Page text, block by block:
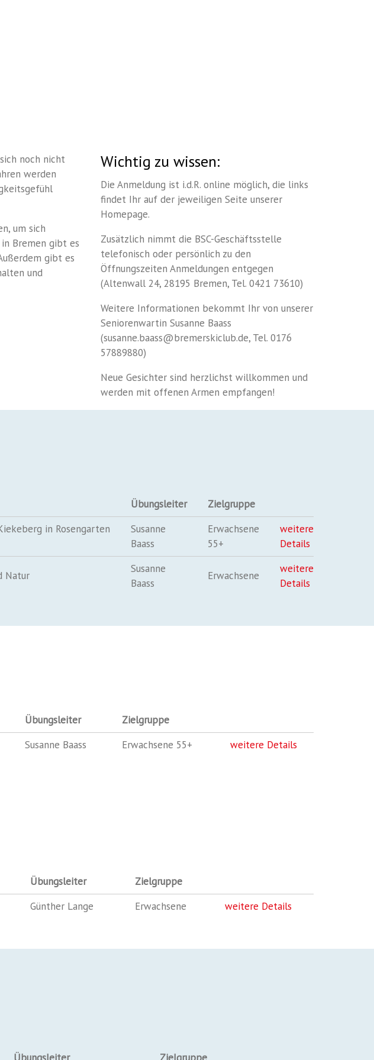
noch nicht
werden
um sich
Bremen gibt es
gibt es
und
Wichtig zu wissen:
Die Anmeldung ist i.d.R. online möglich, die links
findet Ihr auf der jeweiligen Seite unserer
Homepage.
Zusätzlich nimmt die BSC-Geschäftsstelle
telefonisch oder persönlich zu den
Öffnungszeiten Anmeldungen entgegen
(Altenwall 24, 28195 Bremen, Tel. 0421 73610)
Weitere Informationen bekommt Ihr von unserer
Seniorenwartin Susanne Baass
(susanne.baass@bremerskiclub.de, Tel. 0176
57889880)
Neue Gesichter sind herzlichst willkommen und
werden mit offenen Armen empfangen!
Übungsleiter Zielgruppe
in Rosengarten
Susanne
Baass
Erwachsene
55+
weitere
Details
Natur
Susanne
Baass
Erwachsene
weitere
Details
Übungsleiter
Zielgruppe
Susanne Baass Erwachsene 55+ weitere Details
Übungsleiter
Zielgruppe
Günther Lange Erwachsene weitere Details